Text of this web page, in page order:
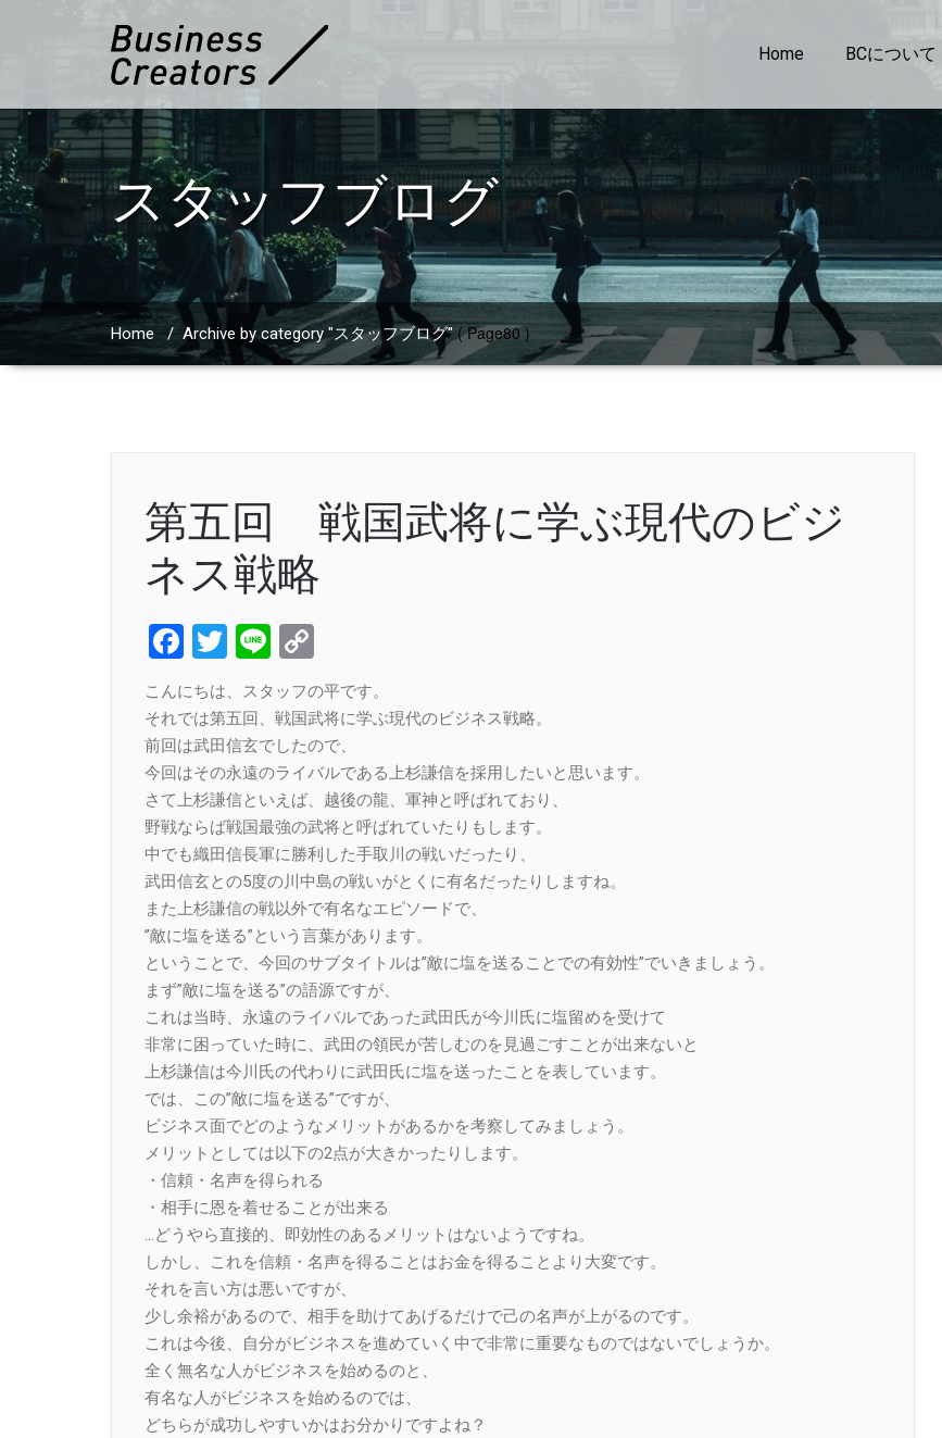
Home BCについて
スタッフブログ
Home / Archive by category "スタッフブログ" ( Page80 )
第五回 戦国武将に学ぶ現代のビジ
ネス戦略
Facebook
Twitter
Line
Link
こんにちは、スタッフの平です。
それでは第五回、戦国武将に学ぶ現代のビジネス戦略。
前回は武田信玄でしたので、
今回はその永遠のライバルである上杉謙信を採用したいと思います。
さて上杉謙信といえば、越後の龍、軍神と呼ばれており、
野戦ならば戦国最強の武将と呼ばれていたりもします。
中でも織田信長軍に勝利した手取川の戦いだったり、
武田信玄との5度の川中島の戦いがとくに有名だったりしますね。
また上杉謙信の戦以外で有名なエピソードで、
”敵に塩を送る”という言葉があります。
ということで、今回のサブタイトルは”敵に塩を送ることでの有効性”でいきましょう。
まず”敵に塩を送る”の語源ですが、
これは当時、永遠のライバルであった武田氏が今川氏に塩留めを受けて
非常に困っていた時に、武田の領民が苦しむのを見過ごすことが出来ないと
上杉謙信は今川氏の代わりに武田氏に塩を送ったことを表しています。
では、この”敵に塩を送る”ですが、
ビジネス面でどのようなメリットがあるかを考察してみましょう。
メリットとしては以下の2点が大きかったりします。
・信頼・名声を得られる
・相手に恩を着せることが出来る
…どうやら直接的、即効性のあるメリットはないようですね。
しかし、これを信頼・名声を得ることはお金を得ることより大変です。
それを言い方は悪いですが、
少し余裕があるので、相手を助けてあげるだけで己の名声が上がるのです。
これは今後、自分がビジネスを進めていく中で非常に重要なものではないでしょうか。
全く無名な人がビジネスを始めるのと、
有名な人がビジネスを始めるのでは、
どちらが成功しやすいかはお分かりですよね？